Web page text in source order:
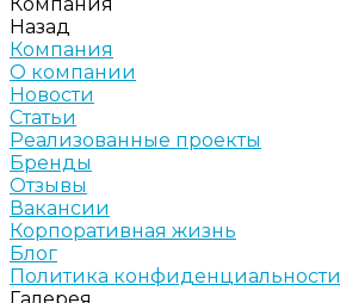
Назад
Компания
О компании
Новости
Статьи
Реализованные проекты
Бренды
Отзывы
Вакансии
Корпоративная жизнь
Блог
Политика конфиденциальности